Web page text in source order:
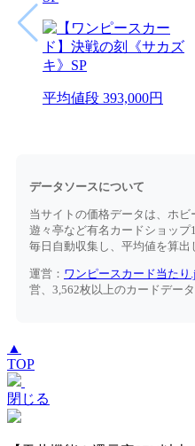
平均値段 393,000円
データソースについて
当サイトの価格データは、ホビ
遊々亭など有名カードショッ
毎日自動収集し、平均値を算出
運営： ワンピースカード当たり
営、3,562枚以上のカードデータ
▲
TOP
閉じる